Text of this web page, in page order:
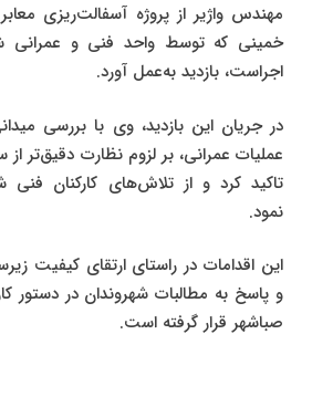
مهندس واژیر از پروژه آسفالت‌ریزی
خمینی که توسط واحد فنی و عمرانی
اجراست، بازدید به‌عمل آورد.
در جریان این بازدید، وی با بررسی
عملیات عمرانی، بر لزوم نظارت دقیق‌تر از
تاکید کرد و از تلاش‌های کارکنان فنی
نمود.
این اقدامات در راستای ارتقای کیفیت
و پاسخ به مطالبات شهروندان در دستور
صباشهر قرار گرفته است.